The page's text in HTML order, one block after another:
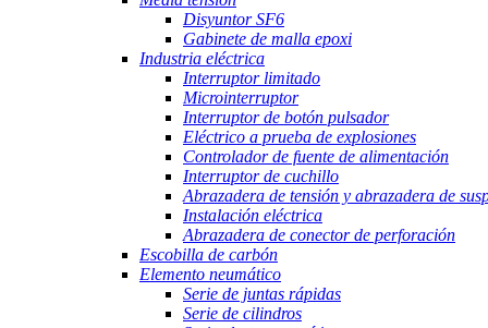
Disyuntor SF6
Gabinete de malla epoxi
Industria eléctrica
Interruptor limitado
Microinterruptor
Interruptor de botón pulsador
Eléctrico a prueba de explosiones
Controlador de fuente de alimentación
Interruptor de cuchillo
Abrazadera de tensión y abrazadera de
Instalación eléctrica
Abrazadera de conector de perforación
Escobilla de carbón
Elemento neumático
Serie de juntas rápidas
Serie de cilindros